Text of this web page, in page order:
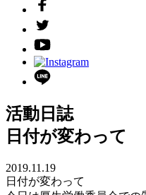
活動日誌
日付が変わって
2019.11.19
日付が変わって